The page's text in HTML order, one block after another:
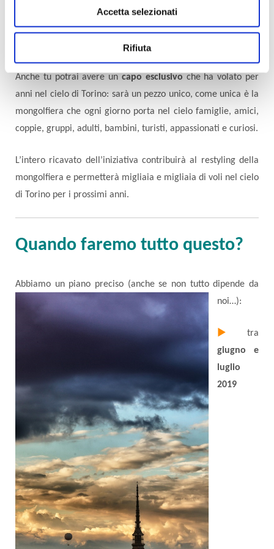
Accetta selezionati
Rifiuta
pallone che andrà a riposo, ogni pezzo originale, numerato e
irripetibile: borse, magliette e tanti altri accessori
d’abbigliamento per la collezione speciale
Anche tu potrai avere un capo esclusivo che ha volato per
anni nel cielo di Torino: sarà un pezzo unico, come unica è la
mongolfiera che ogni giorno porta nel cielo famiglie, amici,
coppie, gruppi, adulti, bambini, turisti, appassionati e curiosi.
L’intero ricavato dell’iniziativa contribuirà al restyling della
mongolfiera e permetterà migliaia e migliaia di voli nel cielo
di Torino per i prossimi anni.
Quando faremo tutto questo?
Abbiamo un piano preciso (anche se non tutto dipende da
noi…):
►
tra
giugno e
luglio
2019